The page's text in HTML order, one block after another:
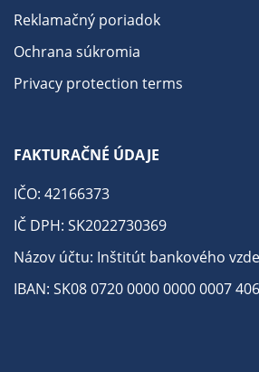
Reklamačný poriadok
Ochrana súkromia
Privacy protection terms
FAKTURAČNÉ ÚDAJE
IČO: 42166373
IČ DPH: SK2022730369
Názov účtu: Inštitút bankového
IBAN: SK08 0720 0000 0000 0007